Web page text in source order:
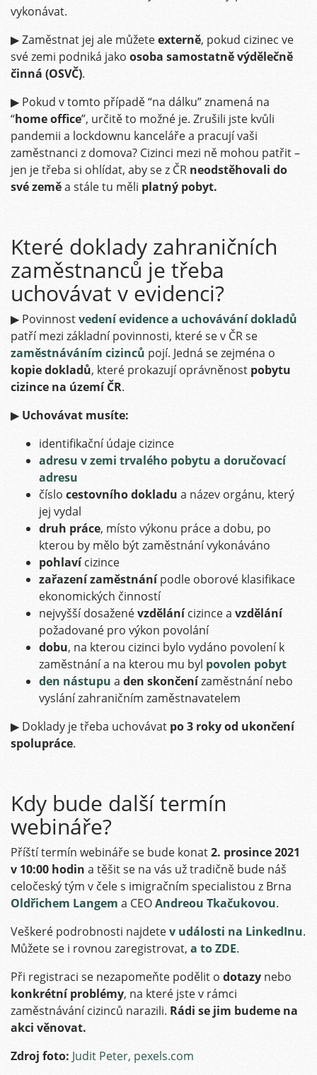
vykonávat.
▶ Zaměstnat jej ale můžeteexterně, pokud cizinec ve
své zemi podniká jako osoba samostatně výdělečně
činná (OSVČ).
▶ Pokud v tomto případě “na dálku” znamená na
“home office”, určitě to možné je. Zrušili jste kvůli
pandemii a lockdownu kanceláře a pracují vaši
zaměstnanci z domova? Cizinci mezi ně mohou patřit –
jen je třeba si ohlídat, aby se z ČR neodstěhovali do
své zeměa stále tu měli platný pobyt.
Které doklady zahraničních
zaměstnanců je třeba
uchovávat v evidenci?
▶ Povinnostvedení evidence a uchovávání dokladů
patří mezi základní povinnosti, které se v ČR se
zaměstnáváním cizinců pojí. Jedná se zejména o
kopie dokladů, které prokazují oprávněnost pobytu
cizince na území ČR.
▶ Uchovávat musíte:
identifikační údaje cizince
adresu v zemi trvalého pobytu a doručovací
adresu
číslo cestovního dokladu a název orgánu, který
jej vydal
druh práce, místo výkonu práce a dobu, po
kterou by mělo být zaměstnání vykonáváno
pohlavícizince
zařazení zaměstnánípodle oborové klasifikace
ekonomických činností
nejvyšší dosaženévzdělánícizince a vzdělání
požadované pro výkon povolání
dobu, na kterou cizinci bylo vydáno povolení k
zaměstnání a na kterou mu byl povolen pobyt
den nástupu a den skončenízaměstnání nebo
vyslání zahraničním zaměstnavatelem
▶ Doklady je třeba uchovávat po 3 roky od ukončení
spolupráce.
Kdy bude další termín
webináře?
Příští termín webináře se bude konat2. prosince 2021
v 10:00 hodin a těšit se na vás už tradičně bude náš
celočeský tým v čele s imigračním specialistou z Brna
Oldřichem Langem a CEOAndreou Tkačukovou.
Veškeré podrobnosti najdetev události na LinkedInu.
Můžete se i rovnou zaregistrovat, a to ZDE.
Při registraci se nezapomeňte podělit o dotazy nebo
konkrétní problémy, na které jste v rámci
zaměstnávání cizinců narazili. Rádi se jim budeme na
akci věnovat.
Zdroj foto: Judit Peter, pexels.com